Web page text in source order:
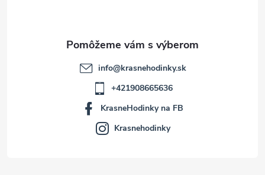
info@krasnehodinky.sk
+421908665636
KrasneHodinky na FB
Krasnehodinky